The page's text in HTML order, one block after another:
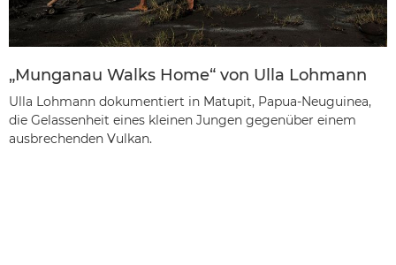
„Munganau Walks Home“ von Ulla Lohmann
Ulla Lohmann dokumentiert in Matupit, Papua-Neuguinea,
die Gelassenheit eines kleinen Jungen gegenüber einem
ausbrechenden Vulkan.